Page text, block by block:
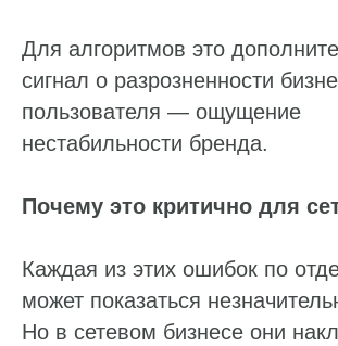
Для алгоритмов это
сигнал о разрозненности
пользователя — ощущение
нестабильности бренда.
Почему это критично для
Каждая из этих ошибок по
может показаться
Но в сетевом бизнесе они